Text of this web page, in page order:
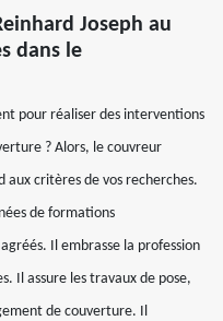
Joseph au
dans le
pour réaliser des interventions
? Alors, le couvreur
aux critères de vos recherches.
de formations
Il embrasse la profession
Il assure les travaux de pose,
de couverture. Il